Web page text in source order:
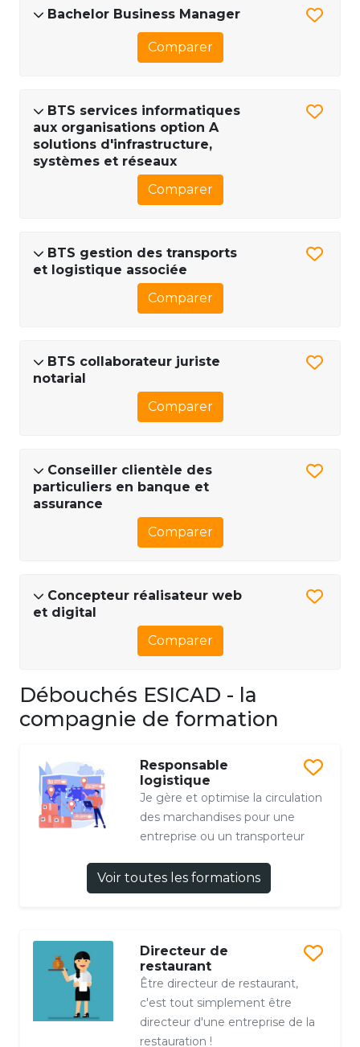
Bachelor Business Manager
Comparer
BTS services informatiques
aux organisations option A
solutions d'infrastructure,
systèmes et réseaux
Comparer
BTS gestion des transports
et logistique associée
Comparer
BTS collaborateur juriste
notarial
Comparer
Conseiller clientèle des
particuliers en banque et
assurance
Comparer
Concepteur réalisateur web
et digital
Comparer
Débouchés ESICAD - la
compagnie de formation
Responsable
logistique
Je gère et optimise la circulation
des marchandises pour une
entreprise ou un transporteur
Voir toutes les formations
Directeur de
restaurant
Être directeur de restaurant,
c'est tout simplement être
directeur d'une entreprise de la
restauration !